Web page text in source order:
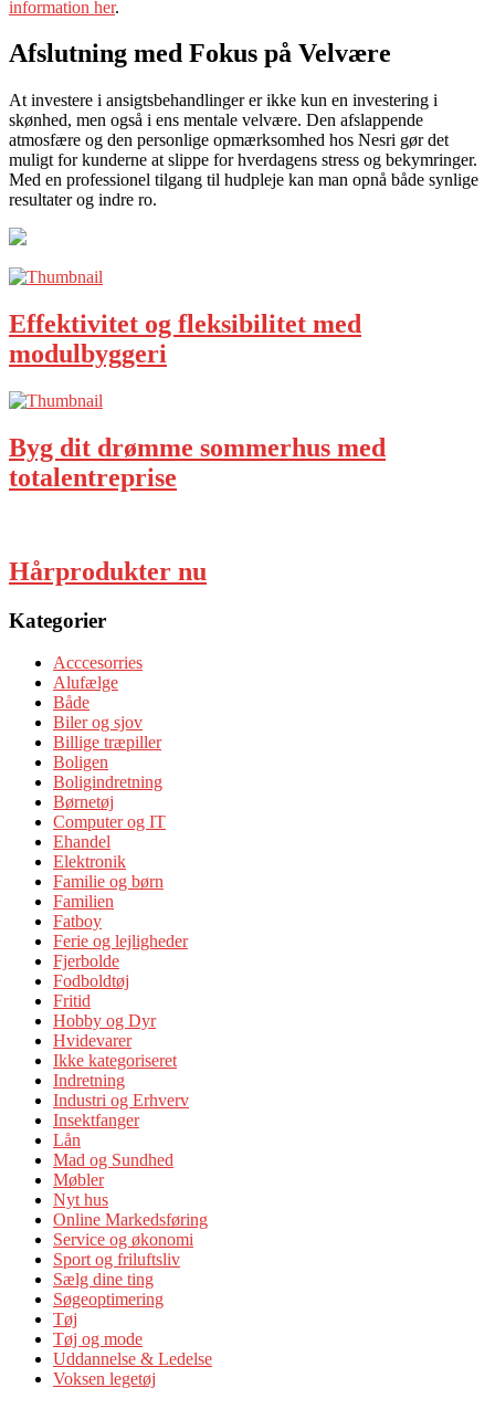
information her.
Afslutning med Fokus på Velvære
At investere i ansigtsbehandlinger er ikke kun en investering i
skønhed, men også i ens mentale velvære. Den afslappende
atmosfære og den personlige opmærksomhed hos Nesri gør det
muligt for kunderne at slippe for hverdagens stress og bekymringer.
Med en professionel tilgang til hudpleje kan man opnå både synlige
resultater og indre ro.
Effektivitet og fleksibilitet med
modulbyggeri
Byg dit drømme sommerhus med
totalentreprise
Hårprodukter nu
Kategorier
Acccesorries
Alufælge
Både
Biler og sjov
Billige træpiller
Boligen
Boligindretning
Børnetøj
Computer og IT
Ehandel
Elektronik
Familie og børn
Familien
Fatboy
Ferie og lejligheder
Fjerbolde
Fodboldtøj
Fritid
Hobby og Dyr
Hvidevarer
Ikke kategoriseret
Indretning
Industri og Erhverv
Insektfanger
Lån
Mad og Sundhed
Møbler
Nyt hus
Online Markedsføring
Service og økonomi
Sport og friluftsliv
Sælg dine ting
Søgeoptimering
Tøj
Tøj og mode
Uddannelse & Ledelse
Voksen legetøj